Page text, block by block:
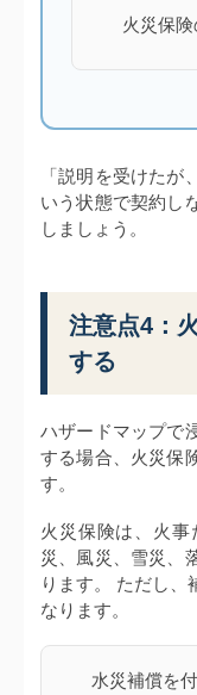
火災保
「説明を受けたが
いう状態で契約し
しましょう。
注意点4：
する
ハザードマップで
する場合、火災保
す。
火災保険は、火
災、風災、雪災、
ります。 ただし、
なります。
水災補償を